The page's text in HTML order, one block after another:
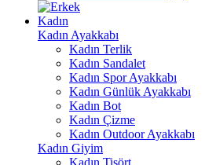
Kadın
Kadın Ayakkabı
Kadın Terlik
Kadın Sandalet
Kadın Spor Ayakkabı
Kadın Günlük Ayakkabı
Kadın Bot
Kadın Çizme
Kadın Outdoor Ayakkabı
Kadın Giyim
Kadın Tişört